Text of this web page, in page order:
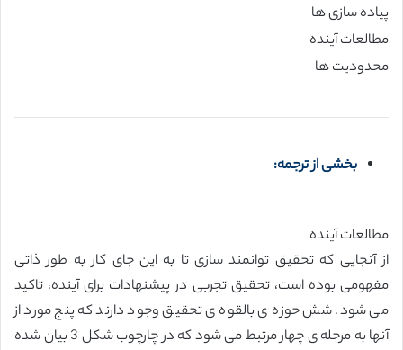
پیاده سازی ها
مطالعات آینده
محدودیت ها
بخشی از ترجمه:
مطالعات آینده
از آنجایی که تحقیق توانمند سازی تا به این جای کار به طور ذاتی
مفهومی بوده است، تحقیق تجربی در پیشنهادات برای آینده، تاکید
می شود. شش حوزه ی بالقوه ی تحقیق وجود دارند که پنج مورد از
آنها به مرحله ی چهار مرتبط می شود که در چارچوب شکل 3 بیان شده